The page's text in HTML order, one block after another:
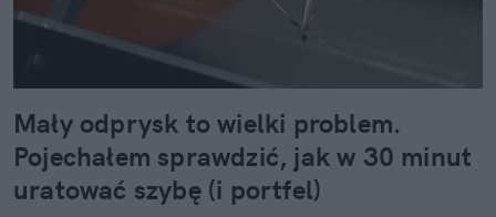
Mały odprysk to wielki problem.
Pojechałem sprawdzić, jak w 30 minut
uratować szybę (i portfel)